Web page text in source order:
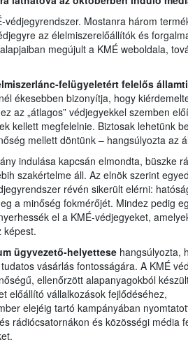
Mostanra három
az élelmiszerelőállítók és
megújult a KMÉ weboldala,
felügyeletért felelős
ékesebben bizonyítja, hogy
az „átlagos” védjegyekkel szemben
kellett megfelelnie. Biztosak lehetünk
mellett döntünk – hangsúlyozta az
indulása kapcsán elmondta, büszke
szakértelme áll. Az elnök szerint
révén sikerült elérni:
a minőség fokmérőjét. Mindez pedig
el a KMÉ-védjegyeket,
képest.
ügyvezető-helyettese hangsúlyozta,
vásárlás fontosságára. A KMÉ
ellenőrzött alapanyagokból
előállító vállalkozások fejlődéséhez,
elejéig tartó kampányában
rádiócsatornákon és közösségi média